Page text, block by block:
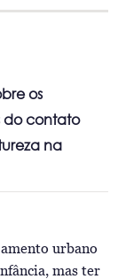
os
do contato
na
urbano
mas ter